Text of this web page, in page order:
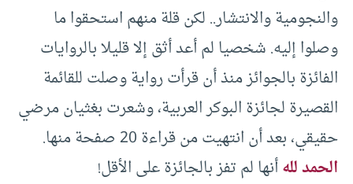
والنجومية والانتشار.. لكن قلة منهم استحقوا ما
وصلوا إليه. شخصيا لم أعد أثق إلا قليلا بالروايات
الفائزة بالجوائز منذ أن قرأت رواية وصلت للقائمة
القصيرة لجائزة البوكر العربية، وشعرت بغثيان مرضي
حقيقي، بعد أن انتهيت من قراءة 20 صفحة منها.
الحمد للهأنها لم تفز بالجائزة على الأقل!